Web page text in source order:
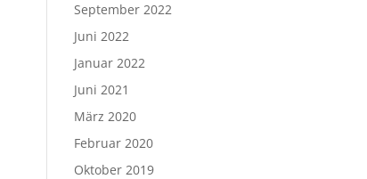
September 2022
Juni 2022
Januar 2022
Juni 2021
März 2020
Februar 2020
Oktober 2019